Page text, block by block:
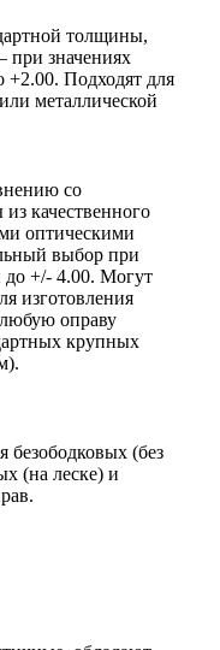
толщины,
при значениях
+2.00. Подходят для
металлической
со
качественного
оптическими
выбор при
до +/- 4.00. Могут
изготовления
оправу
крупных
безободковых (без
(на леске) и